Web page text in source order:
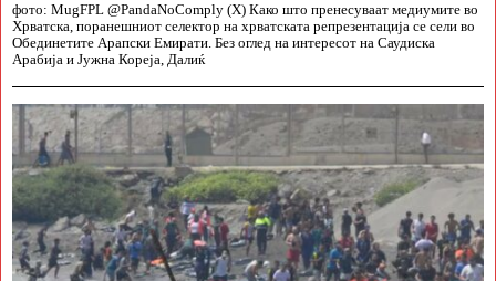
фото: MugFPL @PandaNoComply (X) Како што пренесуваат медиумите во
Хрватска, поранешниот селектор на хрватската репрезентација се сели во
Обединетите Арапски Емирати. Без оглед на интересот на Саудиска
Арабија и Јужна Кореја, Далиќ